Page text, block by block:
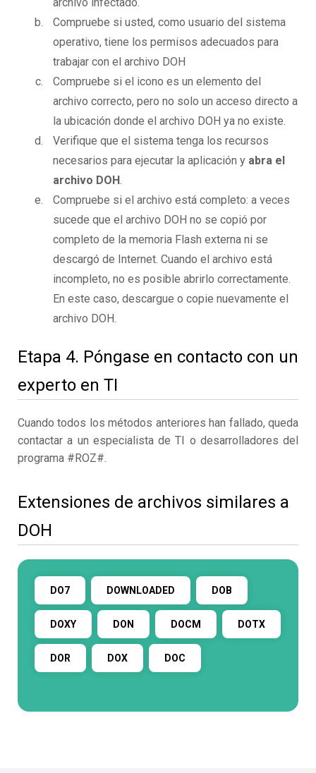
Compruebe si usted, como usuario del sistema
operativo, tiene los permisos adecuados para
trabajar con el archivo DOH
Compruebe si el icono es un elemento del
archivo correcto, pero no solo un acceso directo a
la ubicación donde el archivo DOH ya no existe.
Verifique que el sistema tenga los recursos
necesarios para ejecutar la aplicación y abra el
archivo DOH.
Compruebe si el archivo está completo: a veces
sucede que el archivo DOH no se copió por
completo de la memoria Flash externa ni se
descargó de Internet. Cuando el archivo está
incompleto, no es posible abrirlo correctamente.
En este caso, descargue o copie nuevamente el
archivo DOH.
Etapa 4. Póngase en contacto con un
experto en TI
Cuando todos los métodos anteriores han fallado, queda
contactar a un especialista de TI o desarrolladores del
programa #ROZ#.
Extensiones de archivos similares a
DOH
DO7 DOWNLOADED DOB
DOXY DON DOCM DOTX
DOR DOX DOC